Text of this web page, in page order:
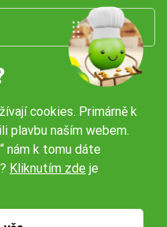
cookies. Primárně k
plavbu naším webem.
nám k tomu dáte
Kliknutím zde je